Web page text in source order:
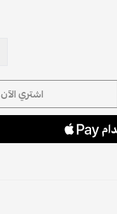
اشتري الآن